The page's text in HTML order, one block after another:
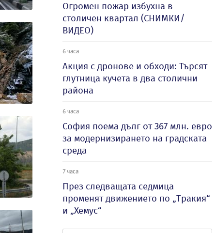
Огромен пожар избухна в
столичен квартал (СНИМКИ/
ВИДЕО)
6 часа
Акция с дронове и обходи: Търсят
глутница кучета в два столични
района
6 часа
София поема дълг от 367 млн. евро
за модернизирането на градската
среда
7 часа
През следващата седмица
променят движението по „Тракия“
и „Хемус“